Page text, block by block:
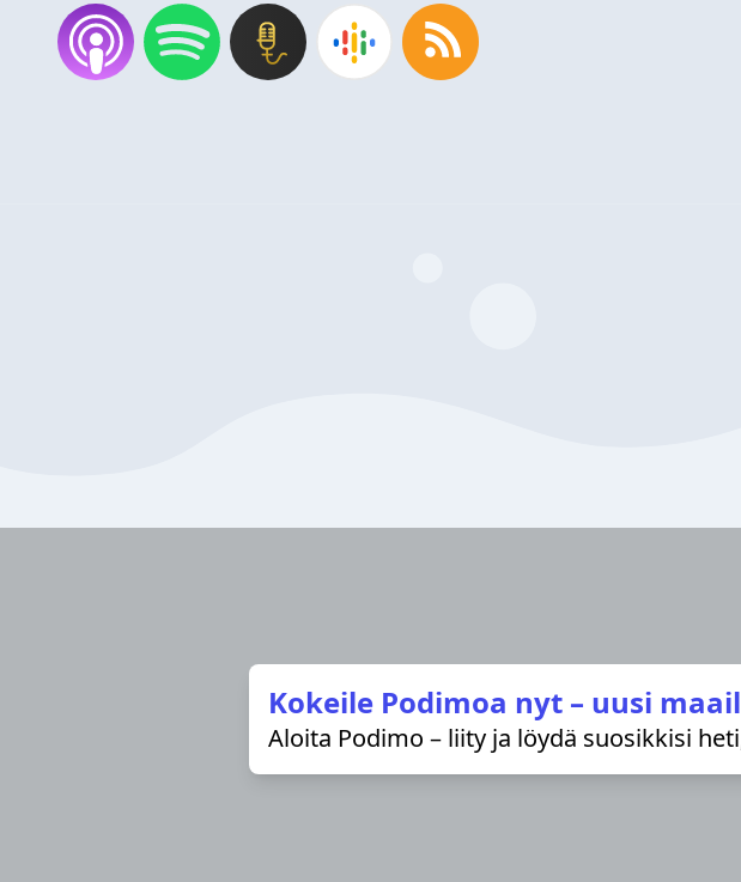
Kokeile Podimoa nyt – uusi
Aloita Podimo – liity ja löydä suosikkisi